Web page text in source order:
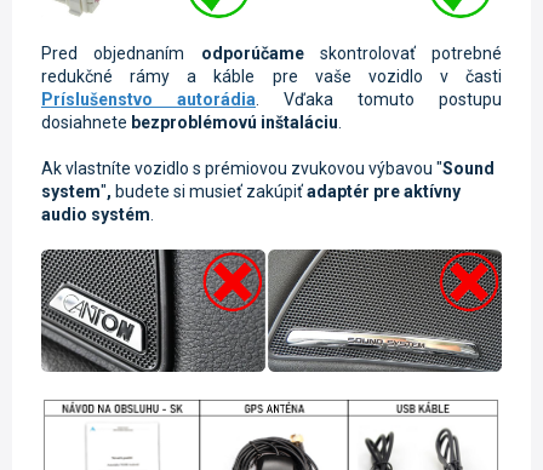
Pred objednaním odporúčameskontrolovať potrebné
redukčné rámy a káble pre vaše vozidlo v časti
Príslušenstvo autorádia. Vďaka tomuto postupu
dosiahnete bezproblémovú inštaláciu.
Ak vlastníte vozidlo s prémiovou zvukovou výbavou "Sound
system", budete si musieť zakúpiťadaptér pre aktívny
audio systém.